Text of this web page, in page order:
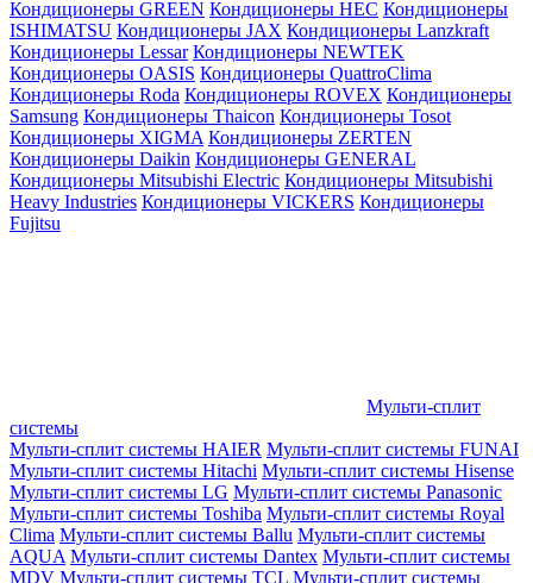
Кондиционеры GREEN Кондиционеры HEC Кондиционеры
ISHIMATSU Кондиционеры JAX Кондиционеры Lanzkraft
Кондиционеры Lessar Кондиционеры NEWTEK
Кондиционеры OASIS Кондиционеры QuattroClima
Кондиционеры Roda Кондиционеры ROVEX Кондиционеры
Samsung Кондиционеры Thaicon Кондиционеры Tosot
Кондиционеры XIGMA Кондиционеры ZERTEN
Кондиционеры Daikin Кондиционеры GENERAL
Кондиционеры Mitsubishi Electric Кондиционеры Mitsubishi
Heavy Industries Кондиционеры VICKERS Кондиционеры
Fujitsu
Мульти-сплит
системы
Мульти-сплит системы HAIER Мульти-сплит системы FUNAI
Мульти-сплит системы Hitachi Мульти-сплит системы Hisense
Мульти-сплит системы LG Мульти-сплит системы Panasonic
Мульти-сплит системы Toshiba Мульти-сплит системы Royal
Clima Мульти-сплит системы Ballu Мульти-сплит системы
AQUA Мульти-сплит системы Dantex Мульти-сплит системы
MDV Мульти-сплит системы TCL Мульти-сплит системы